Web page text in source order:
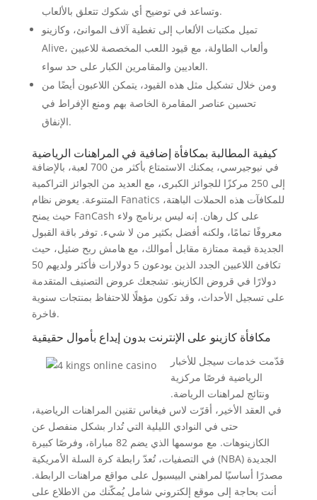
وتساعد في توضيح أي شكوك تتعلق بالألعاب.
تميل مكتبات الألعاب إلى تغطية آلاف الموانئ، وكازينو
Alive، وألعاب الطاولة، مع قيود اللعب المخصصة للاعبين
العاديين والمقامرين الكبار على حد سواء.
ومن خلال تشكيل مثل هذه القيود، يتمكن اللاعبون أيضًا من
تحسين عناصر المقامرة الخاصة بهم ومنع الإفراط في
الإنفاق.
كيفية المطالبة بمكافأة إضافية في المراهنات الرياضية
في نيوجيرسي، يمكنك الاستمتاع بأكثر من 700 لعبة، بالإضافة
إلى 250 مركزًا للجوائز الكبرى، مع العديد من الجوائز التراكمية
المتنوعة. يعوض نظام Fanatics للمكافآت هذه الحملات الباهتة،
حيث يمنح FanCash على كل رهان. إنه ليس برنامج ولاء
معروفًا تمامًا، ولكنه أفضل بكثير من لا شيء. توفر باقة القبول
الجديدة قيمة ممتازة مقابل أموالك، مع هامش ربح ضئيل، حيث
تكافئ اللاعبين الجدد الذين يودعون 5 دولارات فأكثر ولديهم 50
دولارًا في قروض الكازينو. تشجعك عروض التصنيف المتقدمة
على تسجيل الأحداث، وقد تكون مؤهلًا للاحتفاظ بمنتجات سنوية
فاخرة.
مكافأة كازينو على الإنترنت بدون إيداع بأموال حقيقية
قدّمت خدمات سيجل للأخبار
الرياضية فرصًا مركزية
ونتائج لمراهنات الرياضة.
في العقد الأخير، أقرّت لاس فيغاس تقنين المراهنات الرياضية،
حتى في النوادي الليلية التي تُدار بشكل منفصل عن
الكازينوهات. مع موسمها الذي يضم 82 مباراة، وفرصًا كبيرة
في التصفيات، تُعدّ رابطة كرة السلة الأمريكية (NBA) الجديدة
مصدرًا أساسيًا لمراهني البيسبول على مواقع مراهنات الرابطة.
أنت بحاجة إلى موقع إلكتروني شامل يُمكّنك من الاطلاع على